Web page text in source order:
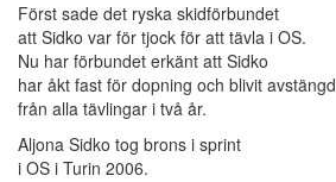
Först sade det ryska skidförbundet
att Sidko var för tjock för att tävla i OS.
Nu har förbundet erkänt att Sidko
har åkt fast för dopning och blivit avstängd
från alla tävlingar i två år.
Aljona Sidko tog brons i sprint
i OS i Turin 2006.